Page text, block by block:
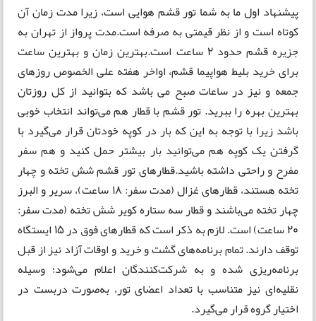
پیشنهاد اول ما به شما تور قشم هوایی است، زیرا مدت زمان آن
کوتاه است و از نظر قیمتی به صرفه است.مدت پرواز از تهران به
جزیره قشم حدود 2 ساعت است.بهترین زمان و بهترین ساعت
برای خرید بلیط هواپیما قشم، اواخر هفته علی الخصوص روزهای
جمعه و نیز در ساعات صبح می باشد که بتوانید از کل روزتان
بهترین بهره را ببرید. تور قشم با قطار هم می‌تواند انتخاب خوبی
باشد زیرا با توجه به این که بار در کوپه خودتان قرار می‌گیرد با
گرفتن یک کوپه هم می‌توانید بار بیشتر حمل کنید و هم سفر
مفرح و راحتی داشته باشید.قطارهای تور قشم شش تخته و چهار
تخته هستند، قطارهای غزال (مدت سفر: 18 ساعت)، سریر و البرز
چهار تخته می‌باشند و قطار سه ستاره کویر شش تخته (مدت سفر:
20 ساعت) است. لازم به ذکر است که قطارهای فوق در 15 ایستگاه
توقف دارند. تمام برنامه‌های گشت و خرید و اوقات آزاد نیز از قبل
برنامه‌ریزی شده و به شرکت‌کنندگان اعلام می‌شود؛ وسیله
نقلیه‌ای نیز متناسب با تعداد اعضای تور، به‌صورت دربست در
اختیار گروه قرار می‌گیرد.